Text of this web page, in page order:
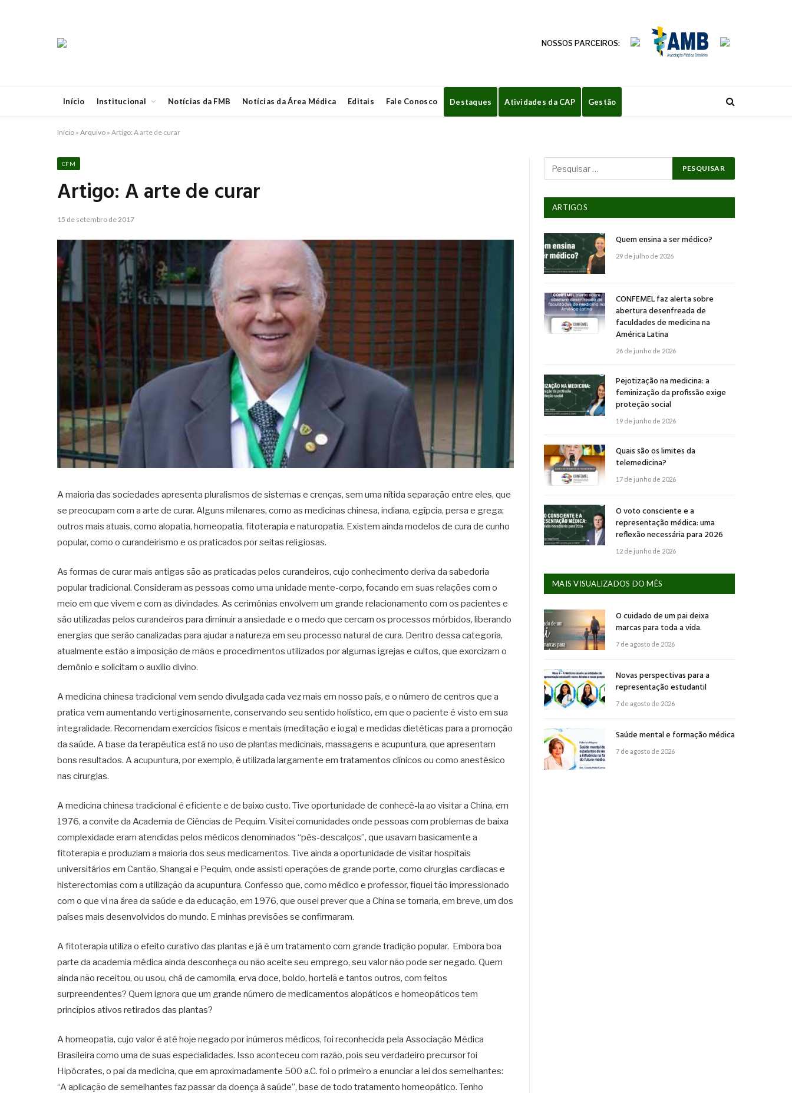
NOSSOS PARCEIROS:
Início Institucional Notícias da FMB Notícias da Área Médica Editais Fale Conosco Destaques Atividades da CAP Gestão
Início » Arquivo » Artigo: A arte de curar
CFM
Artigo: A arte de curar
15 de setembro de 2017
A maioria das sociedades apresenta pluralismos de sistemas e crenças, sem uma nítida separação entre eles, que
se preocupam com a arte de curar. Alguns milenares, como as medicinas chinesa, indiana, egípcia, persa e grega;
outros mais atuais, como alopatia, homeopatia, fitoterapia e naturopatia. Existem ainda modelos de cura de cunho
popular, como o curandeirismo e os praticados por seitas religiosas.
As formas de curar mais antigas são as praticadas pelos curandeiros, cujo conhecimento deriva da sabedoria
popular tradicional. Consideram as pessoas como uma unidade mente-corpo, focando em suas relações com o
meio em que vivem e com as divindades. As cerimônias envolvem um grande relacionamento com os pacientes e
são utilizadas pelos curandeiros para diminuir a ansiedade e o medo que cercam os processos mórbidos, liberando
energias que serão canalizadas para ajudar a natureza em seu processo natural de cura. Dentro dessa categoria,
atualmente estão a imposição de mãos e procedimentos utilizados por algumas igrejas e cultos, que exorcizam o
demônio e solicitam o auxílio divino.
A medicina chinesa tradicional vem sendo divulgada cada vez mais em nosso país, e o número de centros que a
pratica vem aumentando vertiginosamente, conservando seu sentido holístico, em que o paciente é visto em sua
integralidade. Recomendam exercícios físicos e mentais (meditação e ioga) e medidas dietéticas para a promoção
da saúde. A base da terapêutica está no uso de plantas medicinais, massagens e acupuntura, que apresentam
bons resultados. A acupuntura, por exemplo, é utilizada largamente em tratamentos clínicos ou como anestésico
nas cirurgias.
A medicina chinesa tradicional é eficiente e de baixo custo. Tive oportunidade de conhecê-la ao visitar a China, em
1976, a convite da Academia de Ciências de Pequim. Visitei comunidades onde pessoas com problemas de baixa
complexidade eram atendidas pelos médicos denominados “pés-descalços”, que usavam basicamente a
fitoterapia e produziam a maioria dos seus medicamentos. Tive ainda a oportunidade de visitar hospitais
universitários em Cantão, Shangai e Pequim, onde assisti operações de grande porte, como cirurgias cardíacas e
histerectomias com a utilização da acupuntura. Confesso que, como médico e professor, fiquei tão impressionado
com o que vi na área da saúde e da educação, em 1976, que ousei prever que a China se tornaria, em breve, um dos
países mais desenvolvidos do mundo. E minhas previsões se confirmaram.
A fitoterapia utiliza o efeito curativo das plantas e já é um tratamento com grande tradição popular. Embora boa
parte da academia médica ainda desconheça ou não aceite seu emprego, seu valor não pode ser negado. Quem
ainda não receitou, ou usou, chá de camomila, erva doce, boldo, hortelã e tantos outros, com feitos
surpreendentes? Quem ignora que um grande número de medicamentos alopáticos e homeopáticos tem
princípios ativos retirados das plantas?
A homeopatia, cujo valor é até hoje negado por inúmeros médicos, foi reconhecida pela Associação Médica
Brasileira como uma de suas especialidades. Isso aconteceu com razão, pois seu verdadeiro precursor foi
Hipócrates, o pai da medicina, que em aproximadamente 500 a.C. foi o primeiro a enunciar a lei dos semelhantes:
“A aplicação de semelhantes faz passar da doença à saúde”, base de todo tratamento homeopático. Tenho
ARTIGOS
Quem ensina a ser médico?
29 de julho de 2026
CONFEMEL faz alerta sobre
abertura desenfreada de
faculdades de medicina na
América Latina
26 de junho de 2026
Pejotização na medicina: a
feminização da profissão exige
proteção social
19 de junho de 2026
Quais são os limites da
telemedicina?
17 de junho de 2026
O voto consciente e a
representação médica: uma
reflexão necessária para 2026
12 de junho de 2026
MAIS VISUALIZADOS DO MÊS
O cuidado de um pai deixa
marcas para toda a vida.
7 de agosto de 2026
Novas perspectivas para a
representação estudantil
7 de agosto de 2026
Saúde mental e formação médica
7 de agosto de 2026